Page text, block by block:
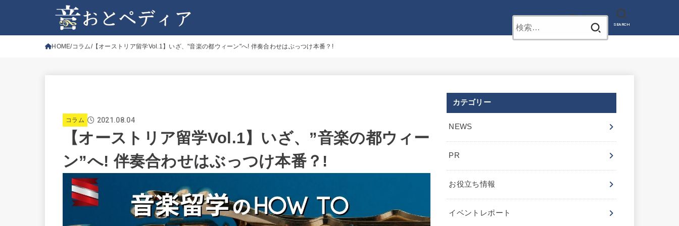
お問い合わせ
SEARCH
HOME コラム 【オーストリア留学Vol.1】いざ、"音楽の都ウィーン"へ! 伴奏合わせはぶっつけ本番？!
コラム 2021.08.04
【オーストリア留学Vol.1】いざ、”音楽の都ウィー
ン”へ! 伴奏合わせはぶっつけ本番？!
カテゴリー
NEWS
PR
お役立ち情報
イベントレポート